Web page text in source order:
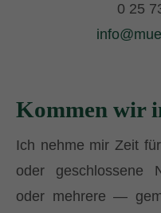
0 25
Kommen wir
Ich nehme mir Zeit
oder geschlossene
oder mehrere —